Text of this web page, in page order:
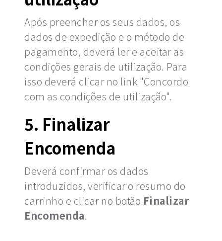
Após preencher os seus dados, os
dados de expedição e o método de
pagamento, deverá ler e aceitar as
condições gerais de utilização. Para
isso deverá clicar no link "Concordo
com as condições de utilização".
5. Finalizar
Encomenda
Deverá confirmar os dados
introduzidos, verificar o resumo do
carrinho e clicar no botão Finalizar
Encomenda.